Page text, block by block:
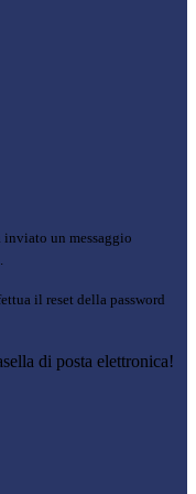
inviato un messaggio
il reset della password
di posta elettronica!